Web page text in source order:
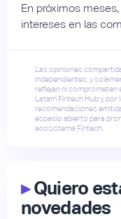
En próximos
intereses en las
Las opiniones
independientes, y
reflejan ni comprometen
Latam Fintech Hub y,
recomendaciones
espacio abierto para
ecosistema Fintech.
▸Quiero
novedades